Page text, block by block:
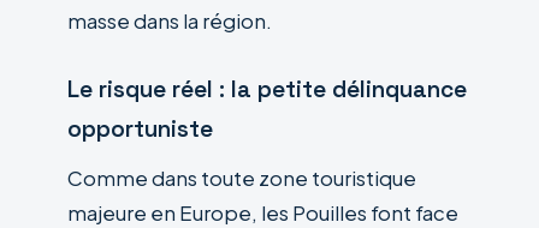
masse dans la région.
Le risque réel : la petite délinquance
opportuniste
Comme dans toute zone touristique
majeure en Europe, les Pouilles font face